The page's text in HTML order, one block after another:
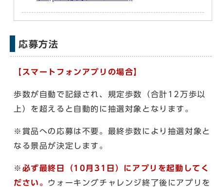
応募方法
【スマートフォンアプリの場合】
歩数が自動で記録され、規定歩数（合計12万歩以
上）を超えると自動的に抽選対象となります。
※賞品への応募は不要。最終歩数により抽選対象と
なる景品が決定します。
※ 必ず最終日（10月31日）にアプリを起動してく
ださい。 ウォーキングチャレンジ終了後にアプリを